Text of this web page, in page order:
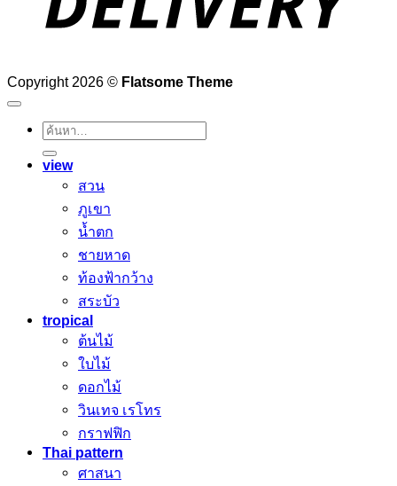
Copyright 2026 © Flatsome Theme
ค้นหา:
view
สวน
ภูเขา
น้ำตก
ชายหาด
ท้องฟ้ากว้าง
สระบัว
tropical
ต้นไม้
ใบไม้
ดอกไม้
วินเทจ เรโทร
กราฟฟิก
Thai pattern
ศาสนา